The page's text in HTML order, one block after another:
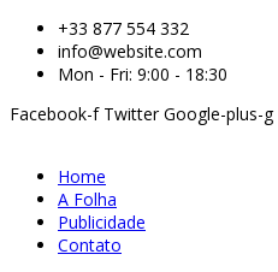
+33 877 554 332
info@website.com
Mon - Fri: 9:00 - 18:30
Facebook-f Twitter Google-plus-g
Home
A Folha
Publicidade
Contato